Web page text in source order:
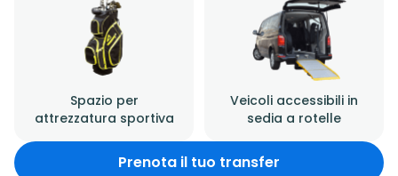
Spazio per
attrezzatura sportiva
Veicoli accessibili in
sedia a rotelle
Prenota il tuo transfer